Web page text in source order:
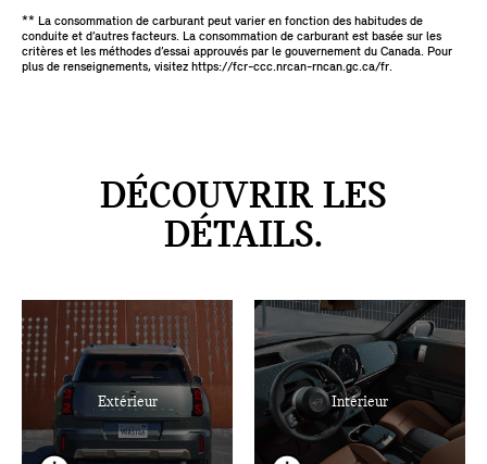
** La consommation de carburant peut varier en fonction des habitudes de
conduite et d’autres facteurs. La consommation de carburant est basée sur les
critères et les méthodes d’essai approuvés par le gouvernement du Canada. Pour
plus de renseignements, visitez https://fcr-ccc.nrcan-rncan.gc.ca/fr.
DÉCOUVRIR LES
DÉTAILS.
Extérieur Intérieur